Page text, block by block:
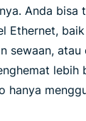
Anda bisa
Ethernet,
sewaan,
lebih
hanya